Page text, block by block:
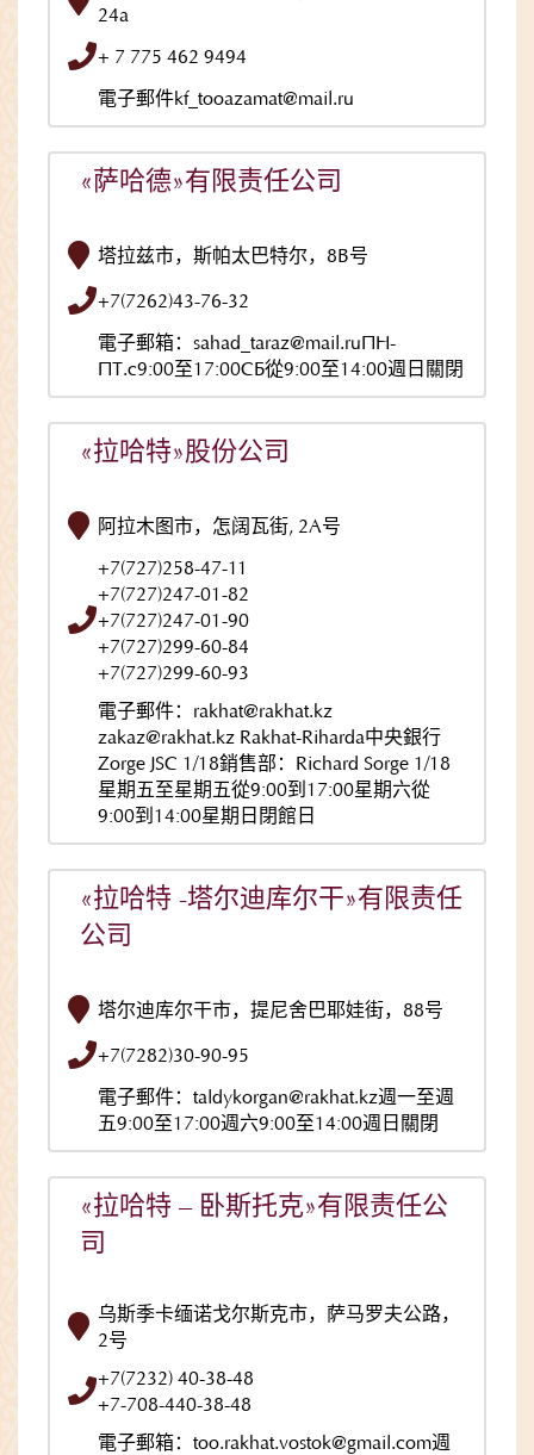
24а
+ 7 775 462 9494
電子郵件kf_tooazamat@mail.ru
«萨哈德»有限责任公司
塔拉兹市，斯帕太巴特尔，8B号
+7(7262)43-76-32
電子郵箱：sahad_taraz@mail.ruПН-
ПТ.с9:00至17:00СБ從9:00至14:00週日關閉
«拉哈特»股份公司
阿拉木图市，怎阔瓦街, 2A号
+7(727)258-47-11
+7(727)247-01-82
+7(727)247-01-90
+7(727)299-60-84
+7(727)299-60-93
電子郵件：rakhat@rakhat.kz
zakaz@rakhat.kz Rakhat-Riharda中央銀行
Zorge JSC 1/18銷售部：Richard Sorge 1/18
星期五至星期五從9:00到17:00星期六從
9:00到14:00星期日閉館日
«拉哈特 -塔尔迪库尔干»有限责任
公司
塔尔迪库尔干市，提尼舍巴耶娃街，88号
+7(7282)30-90-95
電子郵件：taldykorgan@rakhat.kz週一至週
五9:00至17:00週六9:00至14:00週日關閉
«拉哈特 – 卧斯托克»有限责任公
司
乌斯季卡缅诺戈尔斯克市，萨马罗夫公路，
2号
+7(7232) 40-38-48
+7-708-440-38-48
電子郵箱：too.rakhat.vostok@gmail.com週